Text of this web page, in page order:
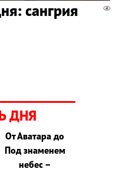
сангрия
ДНЯ
От Аватара до
Под знаменем
небес –